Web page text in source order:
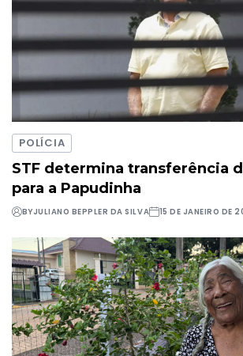
POLÍCIA
STF determina transferência
para a Papudinha
BYJULIANO BEPPLER DA SILVA 15 DE JANEIRO DE